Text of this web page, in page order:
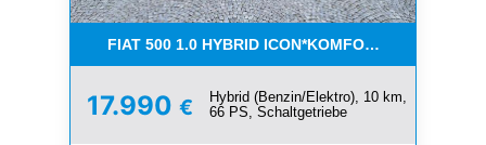
FIAT 500 1.0 HYBRID ICON*KOMFORT
17.990 €
Hybrid (Benzin/Elektro), 10 km,
66 PS, Schaltgetriebe